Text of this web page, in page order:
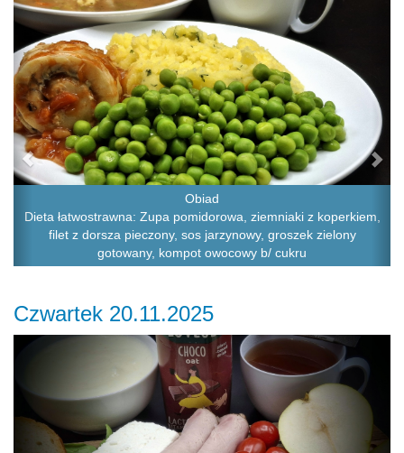
Obiad
Dieta łatwostrawna: Zupa pomidorowa, ziemniaki z koperkiem,
filet z dorsza pieczony, sos jarzynowy, groszek zielony
gotowany, kompot owocowy b/ cukru
Czwartek 20.11.2025